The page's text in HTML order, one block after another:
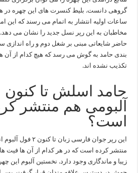
گروهی دانست. بلیط کنسرت های این چهره در
ساعات اولیه انتشار به اتمام می رسند که این
مخاطبان به این رپر نسل جدید را نشان می
حاضر شایعاتی مبنی بر شغل دوم و راه
بندی حامد به گوش می رسد که هیچ کدام از آن ها
تکذیب نشده اند.
حامد اسلش تا کنون
آلبومی هم منتشر
است؟
این رپر جوان فارسی زبان تا
منتشر کرده است که در هر کدام از آن ها فیت
زیبا و ماندگاری وجود دارد. نخستین آلبوم این